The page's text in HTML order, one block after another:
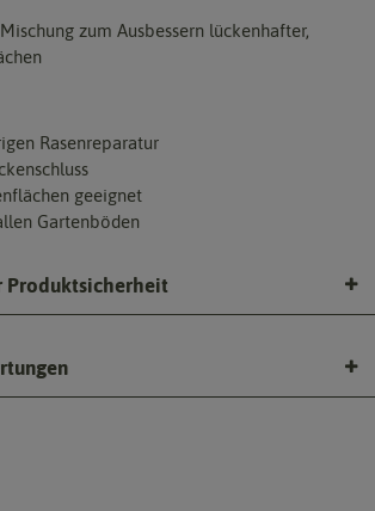
zum Ausbessern lückenhafter,
Rasenreparatur
geeignet
Gartenböden
Produktsicherheit